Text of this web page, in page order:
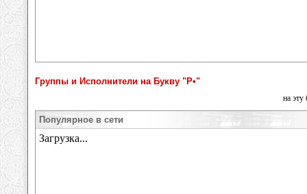
Группы и Исполнители на Букву "Р•"
на эту
Популярное в сети